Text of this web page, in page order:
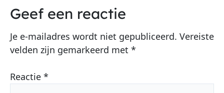
Geef een reactie
Je e-mailadres wordt niet gepubliceerd. Vereiste
velden zijn gemarkeerd met *
Reactie *